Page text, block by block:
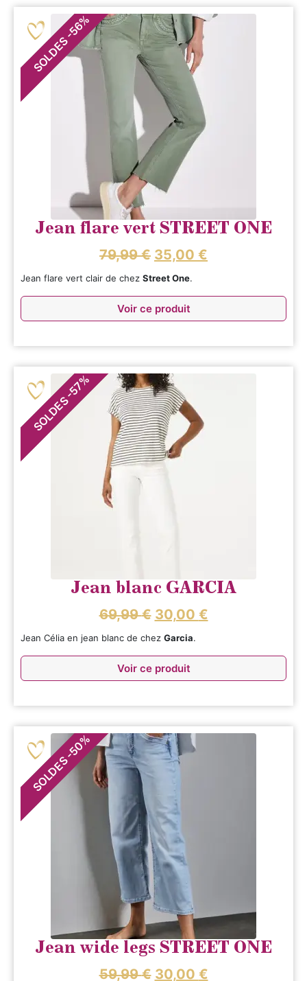
SOLDES
-
56
%
Jean flare vert STREET ONE
79,99€ 35,00 €
Jean flare vert clair de chez Street One.
Voir ce produit
SOLDES
-
57
%
Jean blanc GARCIA
69,99€ 30,00 €
Jean Célia en jean blanc de chez Garcia.
Voir ce produit
SOLDES
-
50
%
Jean wide legs STREET ONE
59,99€ 30,00 €